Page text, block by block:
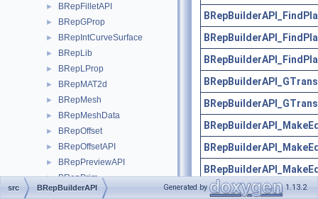
► BRepFilletAPI
► BRepGProp
► BRepIntCurveSurface
► BRepLib
► BRepLProp
► BRepMAT2d
► BRepMesh
► BRepMeshData
► BRepOffset
► BRepOffsetAPI
► BRepPreviewAPI
► BRepPrim
► BRepPrimAPI
src BRepBuilderAPI Generated by 1.13.2